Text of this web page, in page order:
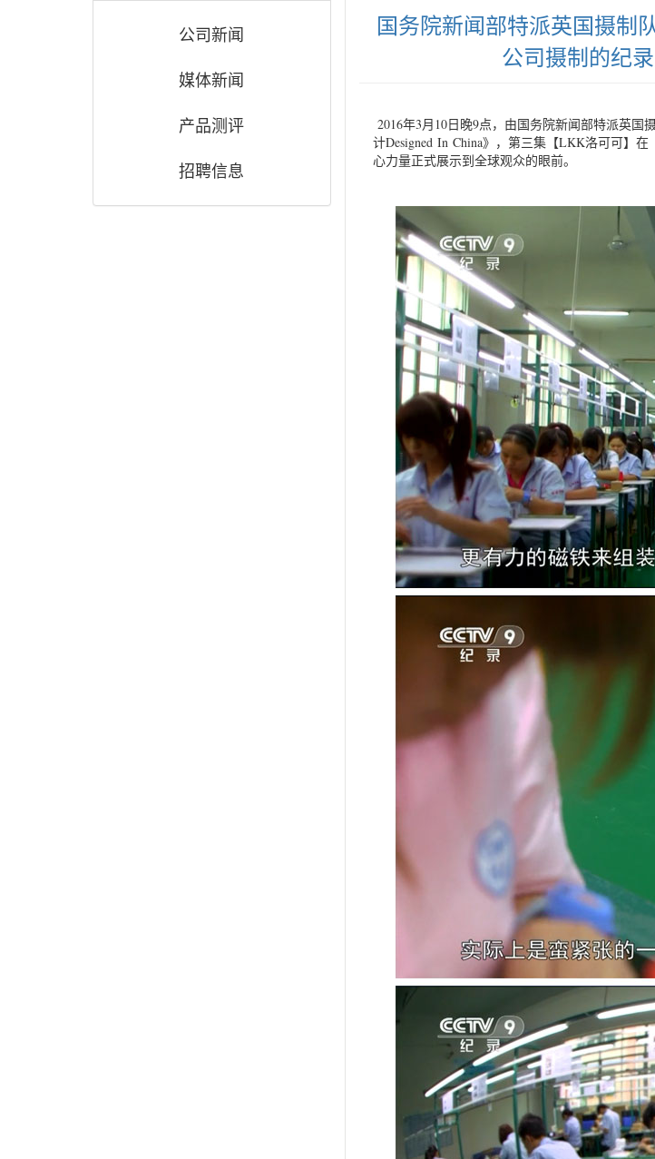
公司新闻
媒体新闻
产品测评
招聘信息
国务院新闻部特派英国摄制
公司摄制的纪录
2016年3月10日晚9点，由国务院新闻部特派英
计Designed In China》，第三集【LKK洛可可】
心力量正式展示到全球观众的眼前。